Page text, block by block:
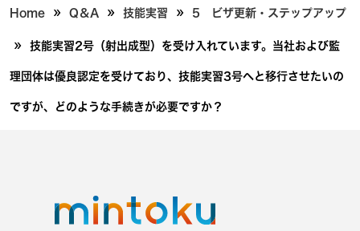
Home » Q＆A » 技能実習 » 5 ビザ更新・ステップアップ
» 技能実習2号（射出成型）を受け入れています。当社および監
理団体は優良認定を受けており、技能実習3号へと移行させたいの
ですが、どのような手続きが必要ですか？